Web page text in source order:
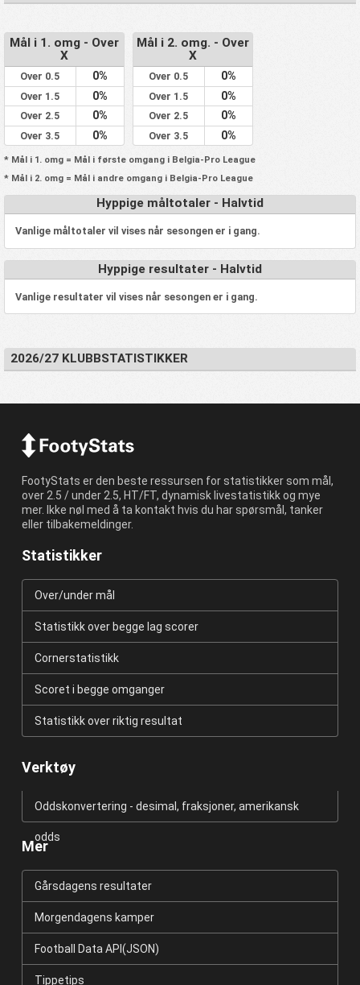
Mål i 1. omg - Over
X
Over 0.5 0%
Over 1.5 0%
Over 2.5 0%
Over 3.5 0%
Mål i 2. omg. - Over
X
Over 0.5 0%
Over 1.5 0%
Over 2.5 0%
Over 3.5 0%
* Mål i 1. omg = Mål i første omgang i Belgia-Pro League
* Mål i 2. omg = Mål i andre omgang i Belgia-Pro League
Hyppige måltotaler - Halvtid
Vanlige måltotaler vil vises når sesongen er i gang.
Hyppige resultater - Halvtid
Vanlige resultater vil vises når sesongen er i gang.
2026/27 KLUBBSTATISTIKKER
FootyStats er den beste ressursen for statistikker som mål,
over 2.5 / under 2.5, HT/FT, dynamisk livestatistikk og mye
mer. Ikke nøl med å ta kontakt hvis du har spørsmål, tanker
eller tilbakemeldinger.
Statistikker
Over/under mål
Statistikk over begge lag scorer
Cornerstatistikk
Scoret i begge omganger
Statistikk over riktig resultat
Verktøy
Oddskonvertering - desimal, fraksjoner, amerikansk
odds
Mer
Gårsdagens resultater
Morgendagens kamper
Football Data API(JSON)
Tippetips